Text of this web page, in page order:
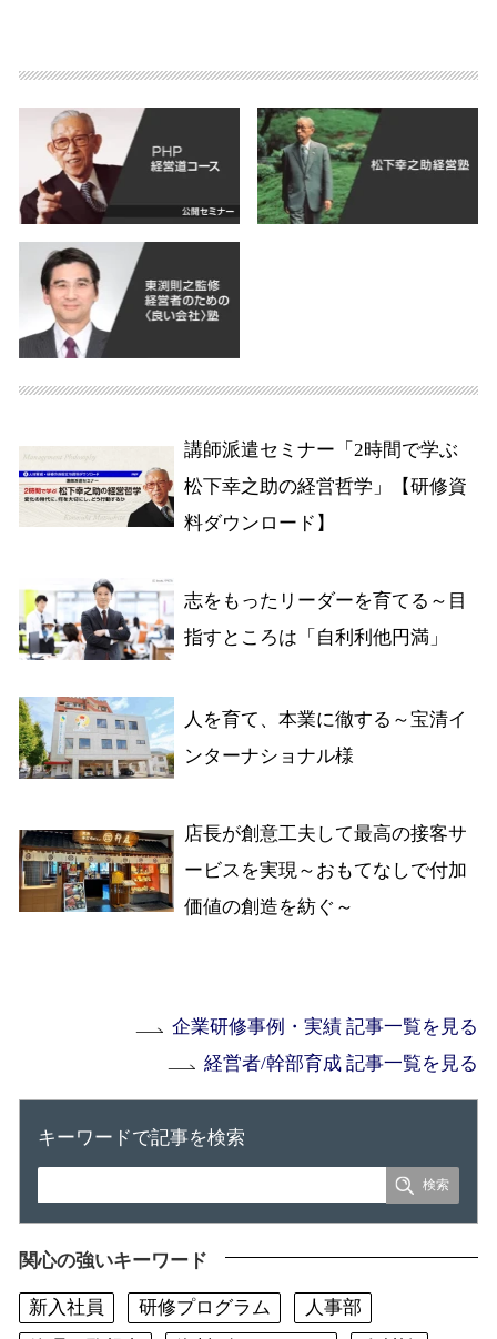
講師派遣セミナー「2時間で学ぶ
松下幸之助の経営哲学」【研修資
料ダウンロード】
志をもったリーダーを育てる～目
指すところは「自利利他円満」
人を育て、本業に徹する～宝清イ
ンターナショナル様
店長が創意工夫して最高の接客サ
ービスを実現～おもてなしで付加
価値の創造を紡ぐ～
企業研修事例・実績 記事一覧を見る
経営者/幹部育成 記事一覧を見る
キーワードで記事を検索
関心の強いキーワード
新入社員 研修プログラム
人事部